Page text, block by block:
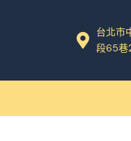
台北市
段65巷